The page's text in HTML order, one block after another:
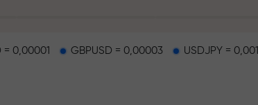
= 0,00001 GBPUSD = 0,00003 USDJPY = 0,001